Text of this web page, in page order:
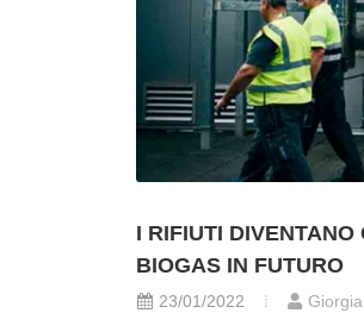
I RIFIUTI
BIOGAS IN FUTURO
23/01/2022 Giorgia